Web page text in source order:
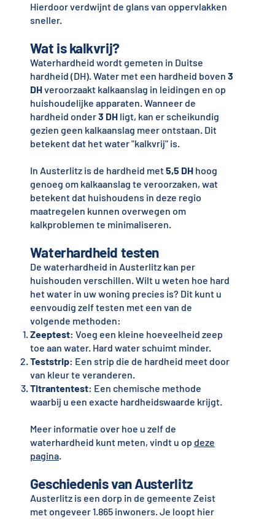
Hierdoor verdwijnt de glans van oppervlakken
sneller.
Wat is kalkvrij?
Waterhardheid wordt gemeten in Duitse
hardheid (DH). Water met een hardheid boven 3
DHveroorzaakt kalkaanslag in leidingen en op
huishoudelijke apparaten. Wanneer de
hardheid onder3 DHligt, kan er scheikundig
gezien geen kalkaanslag meer ontstaan. Dit
betekent dat het water "kalkvrij" is.
In Austerlitz is de hardheid met5,5 DHhoog
genoeg om kalkaanslag te veroorzaken, wat
betekent dat huishoudens in deze regio
maatregelen kunnen overwegen om
kalkproblemen te minimaliseren.
Waterhardheid testen
De waterhardheid in Austerlitz kan per
huishouden verschillen. Wilt u weten hoe hard
het water in uw woning precies is? Dit kunt u
eenvoudig zelf testen met een van de
volgende methoden:
Zeeptest: Voeg een kleine hoeveelheid zeep
toe aan water. Hard water schuimt minder.
Teststrip: Een strip die de hardheid meet door
van kleur te veranderen.
Titrantentest: Een chemische methode
waarbij u een exacte hardheidswaarde krijgt.
Meer informatie over hoe u zelf de
waterhardheid kunt meten, vindt u op deze
pagina.
Geschiedenis van Austerlitz
Austerlitz is een dorp in de gemeente Zeist
met ongeveer 1.865 inwoners. Je loopt hier